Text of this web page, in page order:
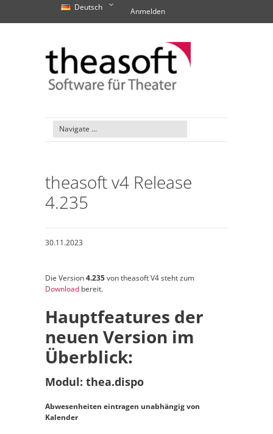
Deutsch Anmelden
theasoft v4 Release
4.235
30.11.2023
Die Version4.235von theasoft V4 steht zum
Download bereit.
Hauptfeatures der
neuen Version im
Überblick:
Modul: thea.dispo
Abwesenheiten eintragen unabhängig von
Kalender